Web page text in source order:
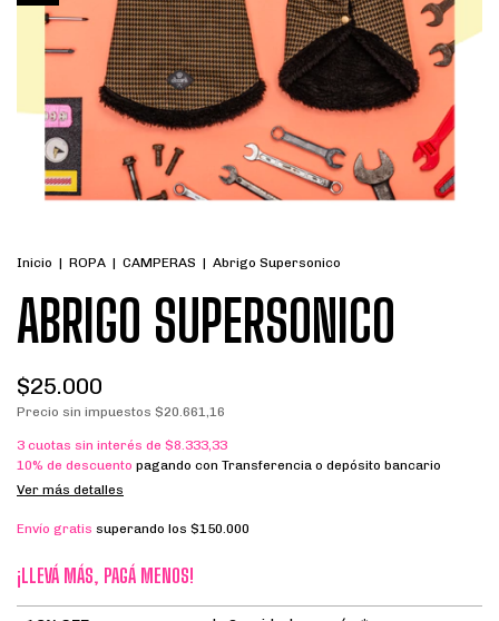
Inicio | ROPA | CAMPERAS | Abrigo Supersonico
ABRIGO SUPERSONICO
$25.000
Precio sin impuestos $20.661,16
3 cuotas sin interés de $8.333,33
10% de descuento pagando con Transferencia o depósito bancario
Ver más detalles
Envío gratis superando los $150.000
¡LLEVÁ MÁS, PAGÁ MENOS!